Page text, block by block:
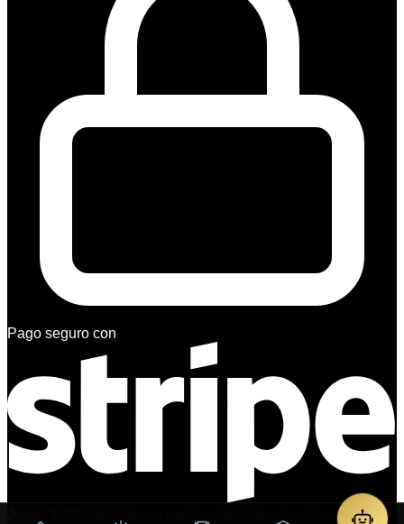
Pago seguro con
Juego 100% gratuito: no implica apuestas. Los Fútcoins no